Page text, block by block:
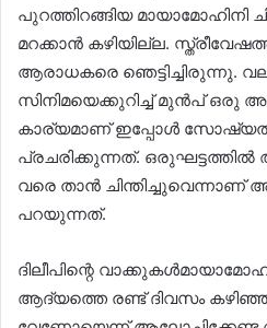
പുറത്തിറങ്ങിയ മായാമോഹിനി
മറക്കാൻ കഴിയില്ല.
ആരാധകരെ ഞെട്ടിച്ചിരുന്നു.
സിനിമയെക്കുറിച്ച് മുൻപ് ഒരു
കാര്യമാണ് ഇപ്പോൾ സോഷ്യൽ
പ്രചരിക്കുന്നത്.
വരെ താൻ ചിന്തിച്ചുവെന്നാണ്
പറയുന്നത്.
ദിലീപിന്റെ
ആദ്യത്തെ രണ്ട് ദിവസം